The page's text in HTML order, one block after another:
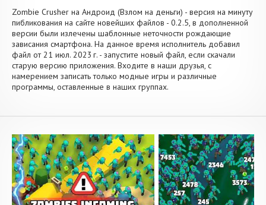
Zombie Crusher на Андроид (Взлом на деньги) - версия на минуту
пибликования на сайте новейших файлов - 0.2.5, в дополненной
версии были излечены шаблонные неточности рождающие
зависания смартфона. На данное время исполнитель добавил
файл от 21 июл. 2023 г. - запустите новый файл, если скачали
старую версию приложения. Входите в наши друзья, с
намерением записать только модные игры и различные
программы, оставленные в наших группах.